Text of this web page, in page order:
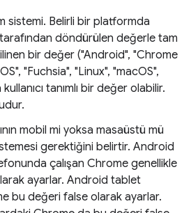
sistemi. Belirli bir platformda
döndürülen değerle tam
bir değer ("Android", "Chrome
"Fuchsia", "Linux", "macOS",
tanımlı bir değer olabilir.
mobil mi yoksa masaüstü mü
gerektiğini belirtir. Android
çalışan Chrome genellikle
ayarlar. Android tablet
bu değeri false olarak ayarlar.